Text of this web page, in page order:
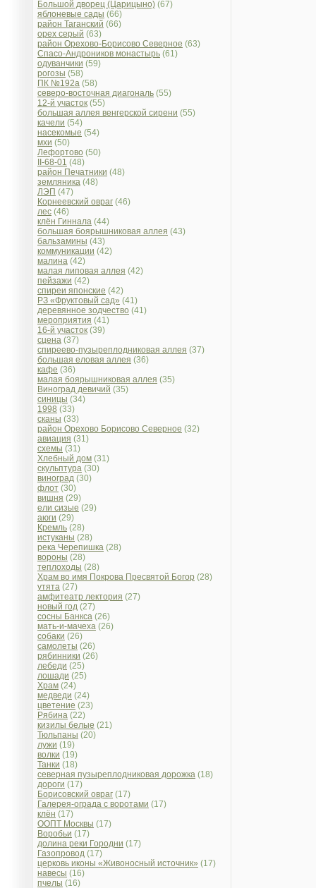
Большой дворец (Царицыно) (67)
яблоневые сады (66)
район Таганский (66)
орех серый (63)
район Орехово-Борисово Северное (63)
Спасо-Андроников монастырь (61)
одуванчики (59)
рогозы (58)
ПК №192а (58)
северо-восточная диагональ (55)
12-й участок (55)
большая аллея венгерской сирени (55)
качели (54)
насекомые (54)
мхи (50)
Лефортово (50)
II-68-01 (48)
район Печатники (48)
земляника (48)
ЛЭП (47)
Корнеевский овраг (46)
лес (46)
клён Гиннала (44)
большая боярышниковая аллея (43)
бальзамины (43)
коммуникации (42)
малина (42)
малая липовая аллея (42)
пейзажи (42)
спиреи японские (42)
РЗ «Фруктовый сад» (41)
деревянное зодчество (41)
мероприятия (41)
16-й участок (39)
сцена (37)
спиреево-пузыреплодниковая аллея (37)
большая еловая аллея (36)
кафе (36)
малая боярышниковая аллея (35)
Виноград девичий (35)
синицы (34)
1998 (33)
сканы (33)
район Орехово Борисово Северное (32)
авиация (31)
схемы (31)
Хлебный дом (31)
скульптура (30)
виноград (30)
флот (30)
вишня (29)
ели сизые (29)
аюги (29)
Кремль (28)
истуканы (28)
река Черепишка (28)
вороны (28)
теплоходы (28)
Храм во имя Покрова Пресвятой Богор (28)
утята (27)
амфитеатр лектория (27)
новый год (27)
сосны Банкса (26)
мать-и-мачеха (26)
собаки (26)
самолеты (26)
рябинники (26)
лебеди (25)
лошади (25)
Храм (24)
медведи (24)
цветение (23)
Рябина (22)
кизилы белые (21)
Тюльпаны (20)
лужи (19)
волки (19)
Танки (18)
северная пузыреплодниковая дорожка (18)
дороги (17)
Борисовский овраг (17)
Галерея-ограда с воротами (17)
клён (17)
ООПТ Москвы (17)
Воробьи (17)
долина реки Городни (17)
Газопровод (17)
церковь иконы «Живоносный источник» (17)
навесы (16)
пчелы (16)